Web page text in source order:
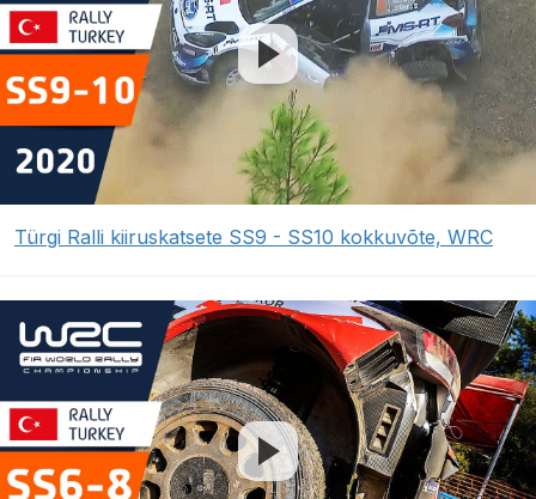
Türgi Ralli kiiruskatsete SS9 - SS10 kokkuvõte, WRC